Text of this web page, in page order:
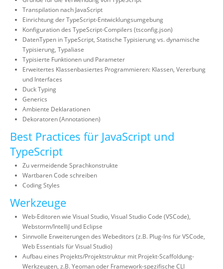
Transpilation nach JavaScript
Einrichtung der TypeScript-Entwicklungsumgebung
Konfiguration des TypeScript-Compilers (tsconfig.json)
DatenTypen in TypeScript, Statische Typisierung vs. dynamische
Typisierung, Typaliase
Typisierte Funktionen und Parameter
Erweitertes Klassenbasiertes Programmieren: Klassen, Vererbung
und Interfaces
Duck Typing
Generics
Ambiente Deklarationen
Dekoratoren (Annotationen)
Best Practices für JavaScript und
TypeScript
Zu vermeidende Sprachkonstrukte
Wartbaren Code schreiben
Coding Styles
Werkzeuge
Web-Editoren wie Visual Studio, Visual Studio Code (VSCode),
Webstorm/IntelliJ und Eclipse
Sinnvolle Erweiterungen des Webeditors (z.B. Plug-Ins für VSCode,
Web Essentials für Visual Studio)
Aufbau eines Projekts/Projektstruktur mit Projekt-Scaffoldung-
Werkzeugen, z.B. Yeoman oder Framework-spezifische CLI